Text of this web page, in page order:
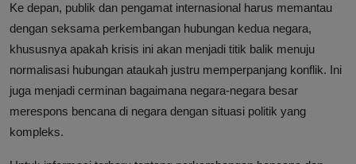
Ke depan, publik dan pengamat internasional harus memantau
dengan seksama perkembangan hubungan kedua negara,
khususnya apakah krisis ini akan menjadi titik balik menuju
normalisasi hubungan ataukah justru memperpanjang konflik. Ini
juga menjadi cerminan bagaimana negara-negara besar
merespons bencana di negara dengan situasi politik yang
kompleks.